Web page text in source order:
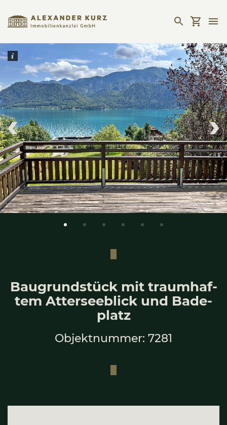
1/6
Bau­grund­stück mit traum­haf­
tem Atter­see­blick und Bade­
platz
Objektnummer: 7281